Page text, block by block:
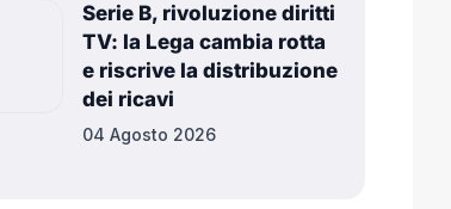
Serie B, rivoluzione diritti
TV: la Lega cambia rotta
e riscrive la distribuzione
dei ricavi
04 Agosto 2026